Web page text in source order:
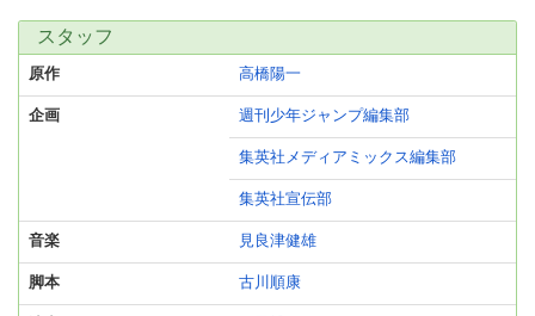
スタッフ
原作 高橋陽一
企画 週刊少年ジャンプ編集部
集英社メディアミックス編集部
集英社宣伝部
音楽 見良津健雄
脚本 古川順康